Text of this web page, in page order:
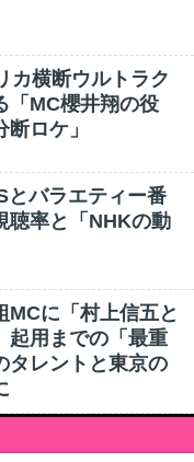
カ横断ウルトラク
「MC櫻井翔の役
ロケ」
とバラエティー番
聴率と「NHKの動
MCに「村上信五と
起用までの「最重
タレントと東京の